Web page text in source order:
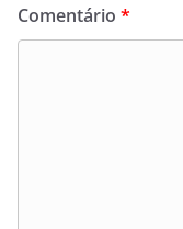
Comentário *